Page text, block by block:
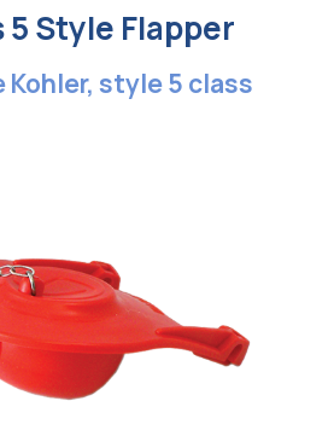
5 Style Flapper
style 5 class